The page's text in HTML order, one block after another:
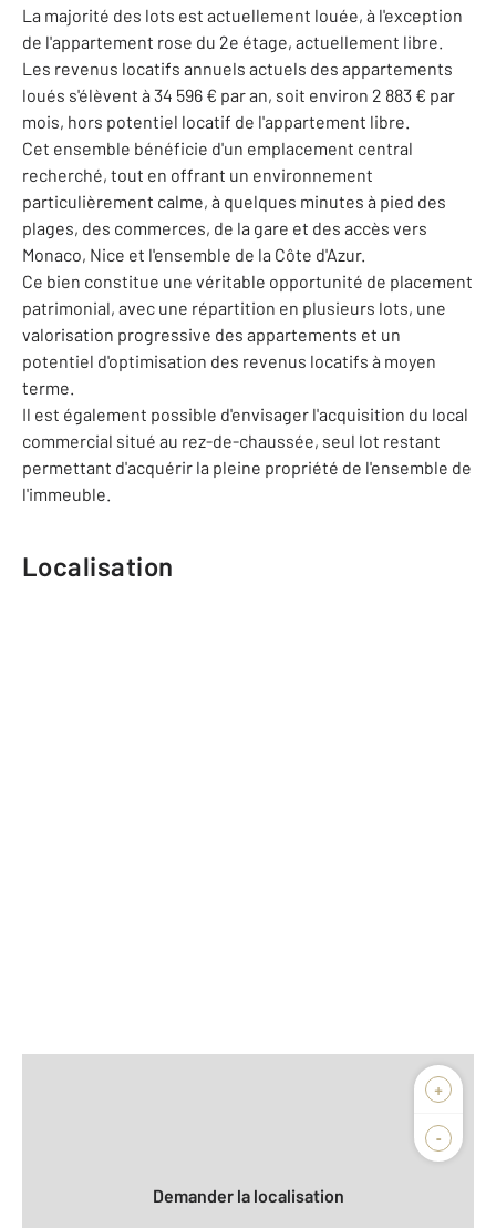
La majorité des lots est actuellement louée, à l'exception
de l'appartement rose du 2e étage, actuellement libre.
Les revenus locatifs annuels actuels des appartements
loués s'élèvent à 34 596 € par an, soit environ 2 883 € par
mois, hors potentiel locatif de l'appartement libre.
Cet ensemble bénéficie d'un emplacement central
recherché, tout en offrant un environnement
particulièrement calme, à quelques minutes à pied des
plages, des commerces, de la gare et des accès vers
Monaco, Nice et l'ensemble de la Côte d'Azur.
Ce bien constitue une véritable opportunité de placement
patrimonial, avec une répartition en plusieurs lots, une
valorisation progressive des appartements et un
potentiel d'optimisation des revenus locatifs à moyen
terme.
Il est également possible d'envisager l'acquisition du local
commercial situé au rez-de-chaussée, seul lot restant
permettant d'acquérir la pleine propriété de l'ensemble de
l'immeuble.
Localisation
+
-
Biens vendus
Demander la localisation